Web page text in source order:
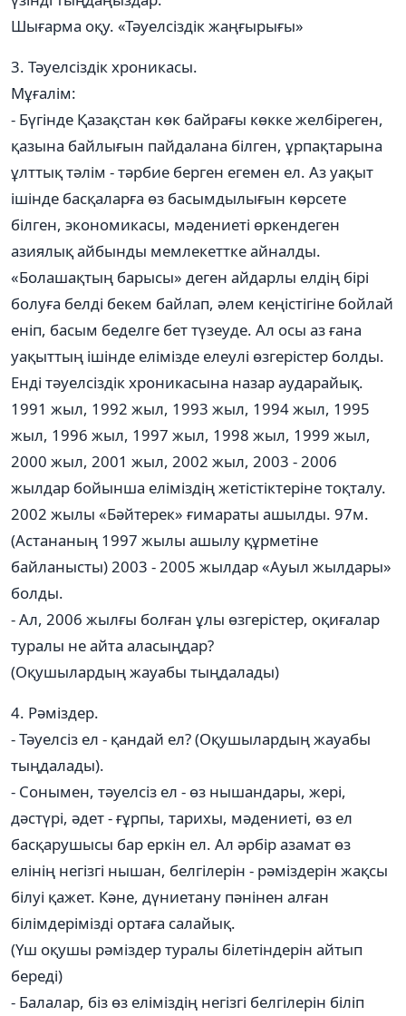
Шығарма оқу. «Тәуелсіздік жаңғырығы»
3. Тәуелсіздік хроникасы.
Мұғалім:
- Бүгінде Қазақстан көк байрағы көкке желбіреген,
қазына байлығын пайдалана білген, ұрпақтарына
ұлттық тәлім - тәрбие берген егемен ел. Аз уақыт
ішінде басқаларға өз басымдылығын көрсете
білген, экономикасы, мәдениеті өркендеген
азиялық айбынды мемлекеттке айналды.
«Болашақтың барысы» деген айдарлы елдің бірі
болуға белді бекем байлап, әлем кеңістігіне бойлай
еніп, басым беделге бет түзеуде. Ал осы аз ғана
уақыттың ішінде елімізде елеулі өзгерістер болды.
Енді тәуелсіздік хроникасына назар аударайық.
1991 жыл, 1992 жыл, 1993 жыл, 1994 жыл, 1995
жыл, 1996 жыл, 1997 жыл, 1998 жыл, 1999 жыл,
2000 жыл, 2001 жыл, 2002 жыл, 2003 - 2006
жылдар бойынша еліміздің жетістіктеріне тоқталу.
2002 жылы «Бәйтерек» ғимараты ашылды. 97м.
(Астананың 1997 жылы ашылу құрметіне
байланысты) 2003 - 2005 жылдар «Ауыл жылдары»
болды.
- Ал, 2006 жылғы болған ұлы өзгерістер, оқиғалар
туралы не айта аласыңдар?
(Оқушылардың жауабы тыңдалады)
4. Рәміздер.
- Тәуелсіз ел - қандай ел? (Оқушылардың жауабы
тыңдалады).
- Сонымен, тәуелсіз ел - өз нышандары, жері,
дәстүрі, әдет - ғұрпы, тарихы, мәдениеті, өз ел
басқарушысы бар еркін ел. Ал әрбір азамат өз
елінің негізгі нышан, белгілерін - рәміздерін жақсы
білуі қажет. Кәне, дүниетану пәнінен алған
білімдерімізді ортаға салайық.
(Үш оқушы рәміздер туралы білетіндерін айтып
береді)
- Балалар, біз өз еліміздің негізгі белгілерін біліп